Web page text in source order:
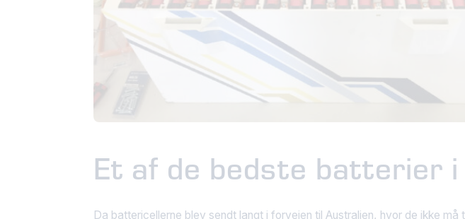
Et af de bedste batterier
Da battericellerne blev sendt langt i forvejen til Australien, hvor de ikke